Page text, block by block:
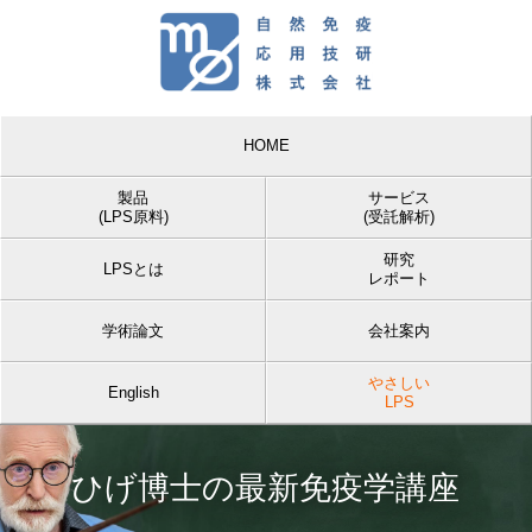
HOME
製品
(LPS原料)
サービス
(受託解析)
LPSとは
研究
レポート
学術論文 会社案内
English
やさしい
LPS
ひげ博士の最新免疫学講座